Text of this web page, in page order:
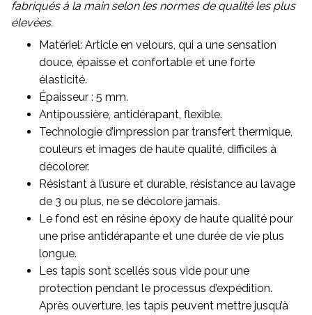
fabriqués à la main selon les normes de qualité les plus
élevées.
Matériel: Article en velours, qui a une sensation
douce, épaisse et confortable et une forte
élasticité.
Épaisseur : 5 mm.
Antipoussière, antidérapant, flexible.
Technologie d’impression par transfert thermique,
couleurs et images de haute qualité, difficiles à
décolorer.
Résistant à l’usure et durable, résistance au lavage
de 3 ou plus, ne se décolore jamais.
Le fond est en résine époxy de haute qualité pour
une prise antidérapante et une durée de vie plus
longue.
Les tapis sont scellés sous vide pour une
protection pendant le processus d’expédition.
Après ouverture, les tapis peuvent mettre jusqu’à